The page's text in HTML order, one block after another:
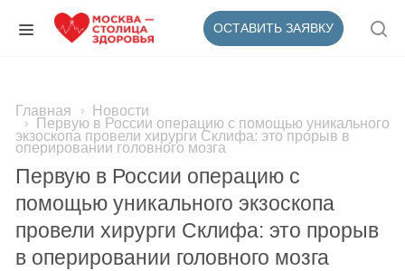
ОСТАВИТЬ ЗАЯВКУ
Главная Новости
Первую в России операцию с помощью уникального
экзоскопа провели хирурги Склифа: это прорыв в
оперировании головного мозга
Первую в России операцию с
помощью уникального экзоскопа
провели хирурги Склифа: это прорыв
в оперировании головного мозга